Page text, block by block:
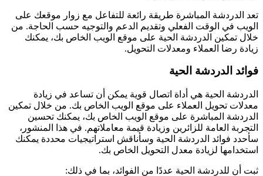
تعد الدردشة المباشرة طريقة رائعة للتفاعل مع زوار موقعك على
الويب في الوقت الفعلي وتقديم الدعم والتوجيه حسب الحاجة. من
خلال تمكين الدردشة الحية على موقع الويب الخاص بك، يمكنك
زيادة رضا العملاء ومعدلات التحويل.
فوائد الدردشة الحية
الدردشة الحية هي أداة اتصال قوية يمكن أن تساعد في زيادة
معدلات تحويل العملاء على موقع الويب الخاص بك. من خلال تمكين
الدردشة المباشرة على موقع الويب الخاص بك، يمكنك تحسين
التجربة العامة للزائرين وزيادة قيمة معاملاتهم. في هذا المنشور،
سأحدد فوائد الدردشة الحية وسأناقش استراتيجيات محددة يمكنك
استخدامها لزيادة معدل التحويل الخاص بك.
ثبت أن للدردشة الحية عددًا من الفوائد، بما في ذلك: